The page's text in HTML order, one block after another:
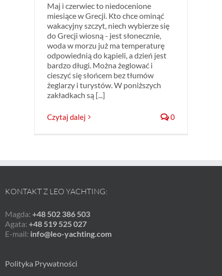
Maj i czerwiec to niedocenione
miesiące w Grecji. Kto chce ominąć
wakacyjny szczyt, niech wybierze się
do Grecji wiosną - jest słonecznie,
woda w morzu już ma temperaturę
odpowiednią do kąpieli, a dzień jest
bardzo długi. Można żeglować i
cieszyć się słońcem bez tłumów
żeglarzy i turystów. W poniższych
zakładkach są [...]
Czytaj dalej 0
KONTAKT Z LEO YACHTING:
Magda: +48 502 386 503
Agata: +48 519 525 027
E-mail: info@leo-yachting.com
Polityka Prywatności